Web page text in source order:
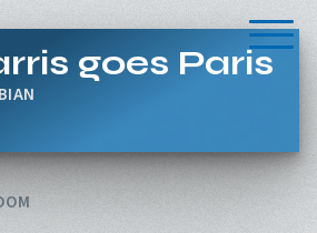
Menu
goes Paris